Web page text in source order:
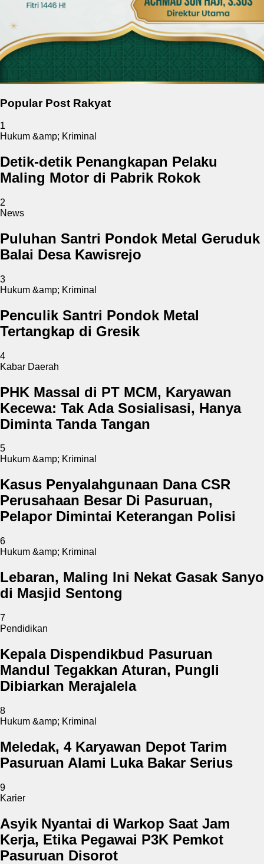
Popular Post Rakyat
1
Hukum &amp; Kriminal
Detik-detik Penangkapan Pelaku
Maling Motor di Pabrik Rokok
2
News
Puluhan Santri Pondok Metal Geruduk
Balai Desa Kawisrejo
3
Hukum &amp; Kriminal
Penculik Santri Pondok Metal
Tertangkap di Gresik
4
Kabar Daerah
PHK Massal di PT MCM, Karyawan
Kecewa: Tak Ada Sosialisasi, Hanya
Diminta Tanda Tangan
5
Hukum &amp; Kriminal
Kasus Penyalahgunaan Dana CSR
Perusahaan Besar Di Pasuruan,
Pelapor Dimintai Keterangan Polisi
6
Hukum &amp; Kriminal
Lebaran, Maling Ini Nekat Gasak Sanyo
di Masjid Sentong
7
Pendidikan
Kepala Dispendikbud Pasuruan
Mandul Tegakkan Aturan, Pungli
Dibiarkan Merajalela
8
Hukum &amp; Kriminal
Meledak, 4 Karyawan Depot Tarim
Pasuruan Alami Luka Bakar Serius
9
Karier
Asyik Nyantai di Warkop Saat Jam
Kerja, Etika Pegawai P3K Pemkot
Pasuruan Disorot